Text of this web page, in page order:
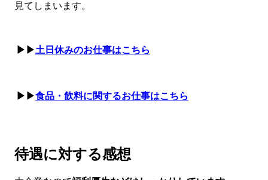
見てしまいます。
▶▶土日休みのお仕事はこちら
▶▶食品・飲料に関するお仕事はこちら
待遇に対する感想